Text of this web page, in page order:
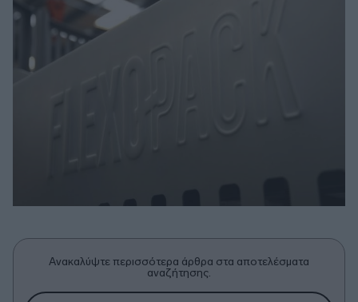
Ανακαλύψτε περισσότερα άρθρα στα αποτελέσματα
αναζήτησης.